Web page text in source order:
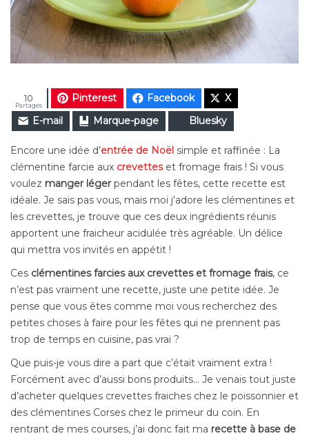
Pinterest Facebook
X
E-mail
Marque-page Bluesky
Partages
10
Encore une idée d’entrée de Noël simple et raffinée : La
clémentine farcie aux crevetteset fromage frais ! Si vous
voulez manger légerpendant les fêtes, cette recette est
idéale. Je sais pas vous, mais moi j’adore les clémentines et
les crevettes, je trouve que ces deux ingrédients réunis
apportent une fraicheur acidulée très agréable. Un délice
qui mettra vos invités en appétit !
Ces clémentines farcies aux crevettes et fromage frais, ce
n’est pas vraiment une recette, juste une petite idée. Je
pense que vous êtes comme moi vous recherchez des
petites choses à faire pour les fêtes qui ne prennent pas
trop de temps en cuisine, pas vrai ?
Que puis-je vous dire a part que c’était vraiment extra !
Forcément avec d’aussi bons produits… Je venais tout juste
d’acheter quelques crevettes fraiches chez le poissonnier et
des clémentines Corses chez le primeur du coin. En
rentrant de mes courses, j’ai donc fait ma recette à base de